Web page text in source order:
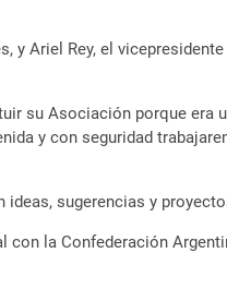
y Ariel Rey, el
su Asociación porque era
y con seguridad
sugerencias y
la Confederación